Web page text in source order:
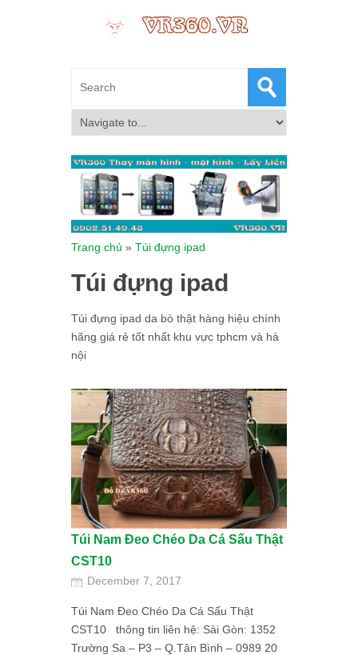
Trang chủ » Túi đựng ipad
Túi đựng ipad
Túi đựng ipad da bò thật hàng hiệu chính
hãng giá rẻ tốt nhất khu vực tphcm và hà
nội
Túi Nam Đeo Chéo Da Cá Sấu Thật
CST10
December 7, 2017
Túi Nam Đeo Chéo Da Cá Sấu Thật
CST10 thông tin liên hệ: Sài Gòn: 1352
Trường Sa – P3 – Q.Tân Bình – 0989 20